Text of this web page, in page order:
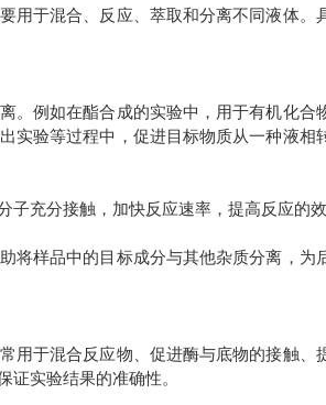
用于混合、反应、萃取和分离不同液体。
。例如在酯合成的实验中，用于有机化合
实验等过程中，促进目标物质从一种液相
子充分接触，加快反应速率，提高反应的
将样品中的目标成分与其他杂质分离，为
用于混合反应物、促进酶与底物的接触、
证实验结果的准确性。